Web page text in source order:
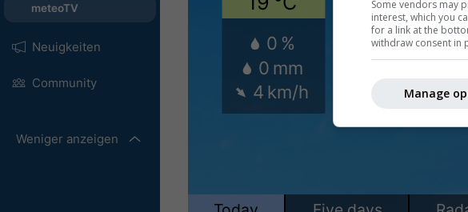
meteoTV
Neuigkeiten
Community
Weniger anzeigen
Some vendors may
interest, which you
for a link at the
withdraw consent in
Manage